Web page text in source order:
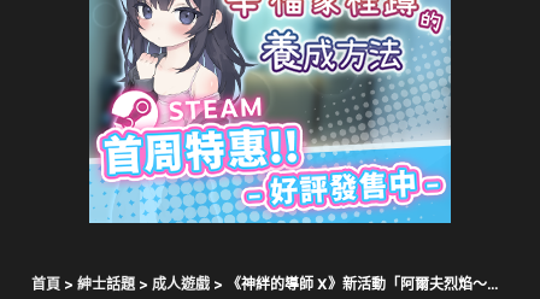
首頁 > 紳士話題> 成人遊戲> 《神絆的導師 X》新活動「阿爾夫烈焰～雙